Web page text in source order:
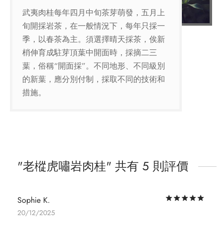
武夷肉桂每年四月中旬茶芽萌發，五月上
旬開採岩茶，在一般情況下，每年只採一
季，以春茶為主。須選擇晴天採茶，俟新
梢伸育成駐芽頂葉中開面時，採摘二三
葉，俗稱“開面採”。不同地形、不同級別
的新葉，應分別付制，採取不同的技術和
措施。
老樅虎嘯岩肉桂 共有 5 則評價
Sophie K.
20/12/2025